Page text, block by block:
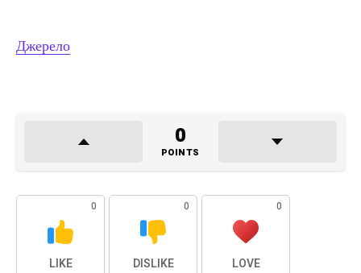
Джерело
0
POINTS
0
LIKE
0
DISLIKE
0
LOVE